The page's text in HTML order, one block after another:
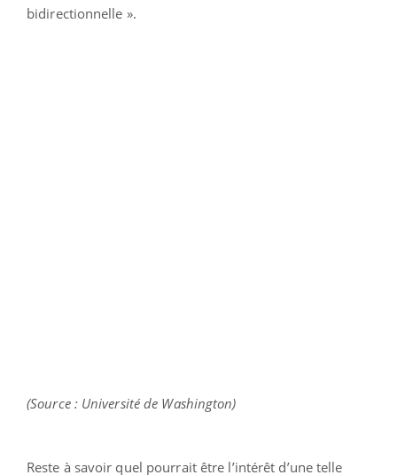
bidirectionnelle ».
(Source : Université de Washington)
Reste à savoir quel pourrait être l’intérêt d’une telle